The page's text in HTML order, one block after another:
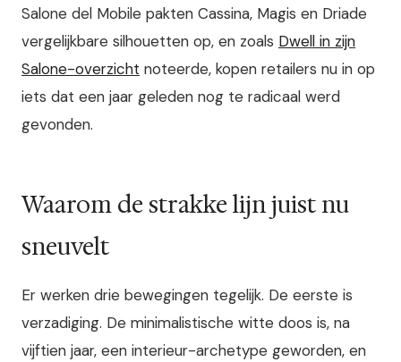
Salone del Mobile pakten Cassina, Magis en Driade
vergelijkbare silhouetten op, en zoals Dwell in zijn
Salone-overzicht noteerde, kopen retailers nu in op
iets dat een jaar geleden nog te radicaal werd
gevonden.
Waarom de strakke lijn juist nu
sneuvelt
Er werken drie bewegingen tegelijk. De eerste is
verzadiging. De minimalistische witte doos is, na
vijftien jaar, een interieur-archetype geworden, en